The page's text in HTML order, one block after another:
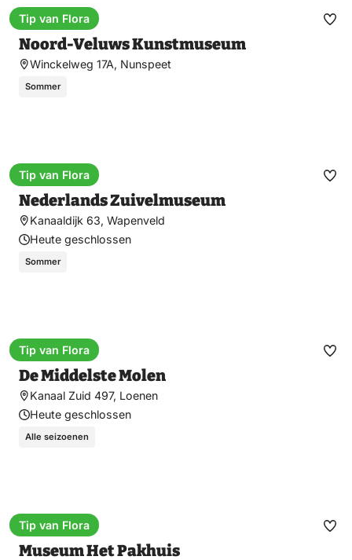
Museum
Noord-Veluws Kunstmuseum
Winckelweg 17A, Nunspeet
Sommer
Tip van Flora
Museum
Nederlands Zuivelmuseum
Kanaaldijk 63, Wapenveld
Heute geschlossen
Sommer
Tip van Flora
Museum
De Middelste Molen
Kanaal Zuid 497, Loenen
Heute geschlossen
Alle seizoenen
Tip van Flora
Museum
Museum Het Pakhuis
Tip van Flora